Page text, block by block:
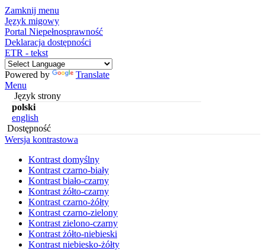
Zamknij menu
Język migowy
Portal Niepełnosprawność
Deklaracja dostępności
ETR - tekst
Powered by
Translate
Menu
Język strony
polski
english
Dostępność
Wersja kontrastowa
Kontrast domyślny
Kontrast czarno-biały
Kontrast biało-czarny
Kontrast żółto-czarny
Kontrast czarno-żółty
Kontrast czarno-zielony
Kontrast zielono-czarny
Kontrast żółto-niebieski
Kontrast niebiesko-żółty